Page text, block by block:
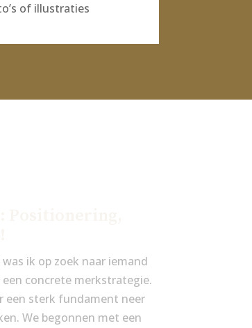
of illustraties
ik op zoek naar iemand
concrete merkstrategie.
een sterk fundament neer
We begonnen met een